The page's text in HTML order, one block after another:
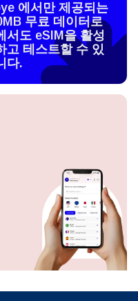
에서만 제공되는
무료 데이터로
서도 eSIM을 활성
고 테스트할 수 있
다.